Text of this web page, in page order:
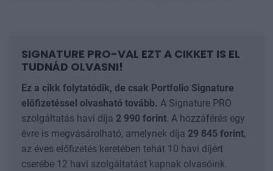
SIGNATURE PRO-VAL EZT A CIKKET IS EL
TUDNÁD OLVASNI!
Ez a cikk folytatódik, de csak Portfolio Signature
előfizetéssel olvasható tovább. A Signature PRO
szolgáltatás havi díja 2 990 forint. A hozzáférés egy
évre is megvásárolható, amelynek díja 29 845 forint,
az éves előfizetés keretében tehát 10 havi díjért
cserébe 12 havi szolgáltatást kapnak olvasóink.